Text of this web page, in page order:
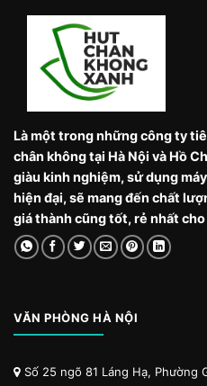
Là một trong những công ty
chân không tại Hà Nội và Hồ
giàu kinh nghiệm, sử dụng
hiện đại, sẽ mang đến chất
giá thành cũng tốt, rẻ nhất
VĂN PHÒNG HÀ NỘI
Số 25 ngõ 81 Láng Hạ, Phường